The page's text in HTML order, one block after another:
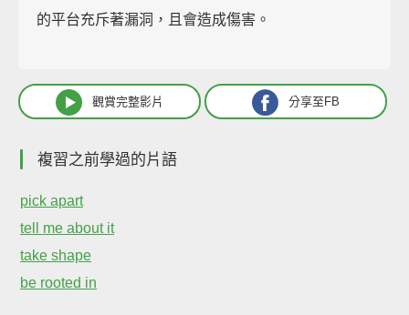
的平台充斥著漏洞，且會造成傷害。
觀賞完整影片 分享至FB
複習之前學過的片語
pick apart
tell me about it
take shape
be rooted in